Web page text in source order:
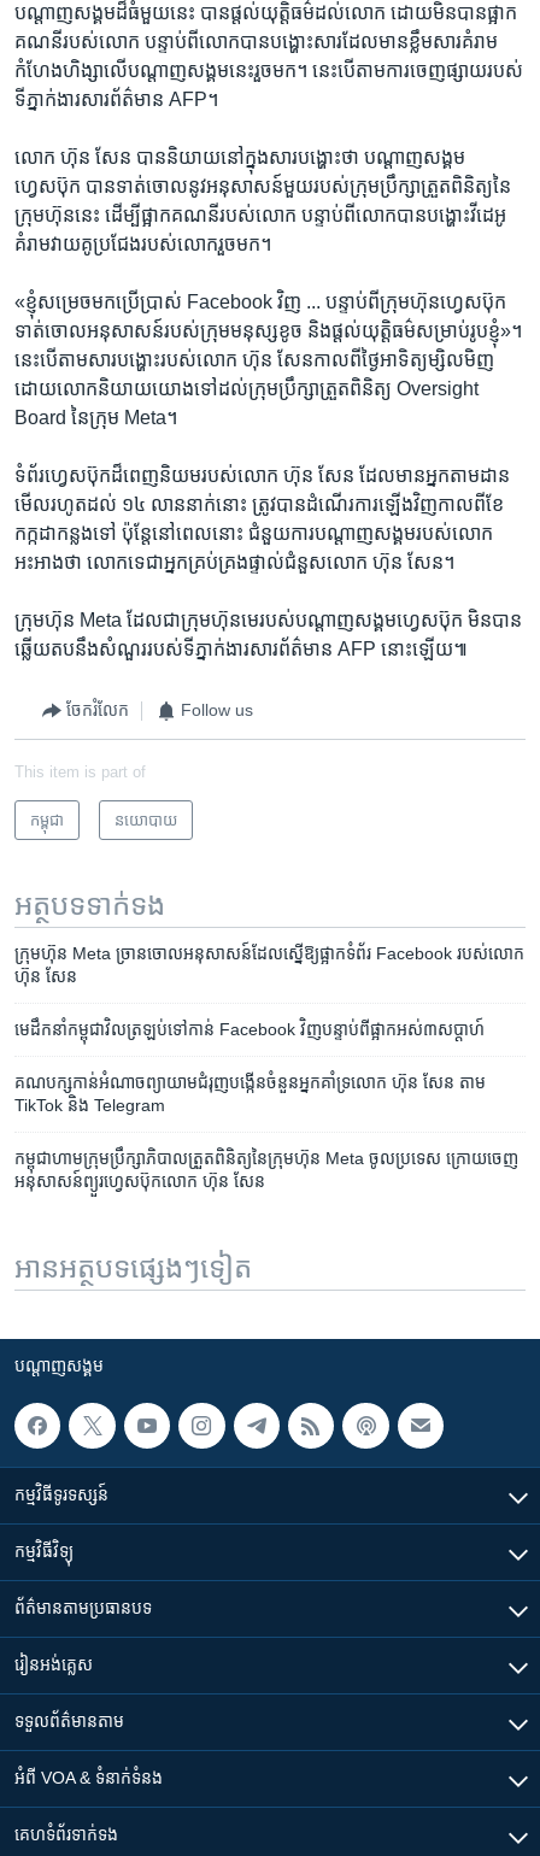
បណ្តាញ​សង្គម​ដ៏​ធំមួយ​នេះ​ បាន​ផ្តល់​យុត្តិធម៌​ដល់​លោក ​ដោយ​មិន​បានផ្អាក​
គណនី​របស់​លោក​ ​បន្ទាប់​ពី​លោកបាន​បង្ហោះ​សារ​ដែល​មាន​ខ្លឹមសារ​គំរាម
កំហែង​ហិង្សា​លើ​បណ្តាញ​សង្គម​នេះ​រួច​មក។​ នេះបើ​តាម​ការ​ចេញ​ផ្សាយ​របស់​
ទីភ្នាក់ងារ​សារព័ត៌មាន AFP។ ​
​លោក​ ហ៊ុន​ សែន ​បាន​និយាយ​នៅ​ក្នុង​សារ​បង្ហោះ​ថា​ បណ្តាញ​សង្គម​
ហ្វេសប៊ុក បាន​ទាត់​ចោល​នូវ​អនុសាសន៍​មួយ​របស់​ក្រុម​ប្រឹក្សា​ត្រួតពិនិត្យនៃ​
ក្រុម​ហ៊ុន​នេះ​ ​ដើម្បី​ផ្អាក​គណនី​របស់​លោក បន្ទាប់​ពី​លោក​បាន​បង្ហោះ​វីដេអូ​
គំរាម​វាយគូ​ប្រជែង​របស់​លោក​រួច​មក។​
«ខ្ញុំសម្រេចមក​ប្រើប្រាស់ Facebook វិញ​ ... បន្ទាប់​ពី​ក្រុមហ៊ុន​ហ្វេសប៊ុក​
ទាត់ចោល​អនុសាសន៍​របស់ក្រុម​មនុស្ស​ខូច​ និង​ផ្តល់​យុត្តិធម៌​សម្រាប់​រូប​ខ្ញុំ»។
នេះ​បើតាម​សារ​បង្ហោះ​របស់​លោក​ ហ៊ុន​ សែន​កាល​ពី​ថ្ងៃ​អាទិត្យ​ម្សិលមិញ​ ​
ដោយលោក​និយាយ​យោង​ទៅដល់ក្រុមប្រឹក្សា​ត្រួតពិនិត្យ​ Oversight
Board នៃ​ក្រុម Meta។
ទំព័រ​ហ្វេសប៊ុក​ដ៏​ពេញ​និយមរបស់​លោក ហ៊ុន សែន ​ដែល​មានអ្នក​តាមដាន​
មើល​រហូត​ដល់ ​១៤ ​លាន​នាក់​នោះ​ ​ត្រូវ​បាន​ដំណើរ​ការ​ឡើង​វិញកាល​ពី​ខែ​
កក្កដា​កន្លង​ទៅ​ ​ប៉ុន្តែ​នៅ​ពេល​នោះ​ ជំនួយការ​បណ្តាញ​សង្គម​របស់​លោក​
អះអាង​ថា ​លោកទេ​ជា​អ្នកគ្រប់គ្រង​ផ្ទាល់​ជំនួស​លោក​ ហ៊ុន​ សែន។
ក្រុមហ៊ុន​ Meta​ ដែល​ជា​ក្រុមហ៊ុន​មេរបស់​បណ្តាញ​សង្គមហ្វេសប៊ុក មិនបាន​
ឆ្លើយ​តបនឹង​សំណួរ​របស់​ទី​ភ្នាក់ងារ​សារព័ត៌មាន AFP នោះ​ឡើយ៕
ចែករំលែក Follow us
This item is part of
កម្ពុជា នយោបាយ
អត្ថបទ​ទាក់ទង
ក្រុមហ៊ុន Meta ច្រានចោល​អនុសាសន៍​ដែល​ស្នើ​ឱ្យ​ផ្អាក​ទំព័រ Facebook របស់​លោក
ហ៊ុន សែន
មេដឹកនាំ​កម្ពុជា​វិល​ត្រឡប់​ទៅ​កាន់ Facebook វិញ​បន្ទាប់​ពី​ផ្អាក​អស់​៣​សប្តាហ៍​
គណបក្ស​កាន់​អំណាច​ព្យាយាម​ជំរុញ​បង្កើន​ចំនួន​អ្នក​គាំទ្រ​លោក ហ៊ុន សែន តាម
TikTok និង Telegram
កម្ពុជា​ហាម​ក្រុមប្រឹក្សាភិបាល​ត្រួត​ពិនិត្យ​នៃ​ក្រុមហ៊ុន ​Meta​ ចូល​ប្រទេស ក្រោយ​ចេញ​
អនុសាសន៍​ព្យួរ​ហ្វេសប៊ុក​លោក ហ៊ុន សែន
អានអត្ថបទផ្សេងៗទៀត
បណ្តាញ​សង្គម
កម្មវិធី​ទូរទស្សន៍
កម្មវិធី​វិទ្យុ
ព័ត៌មាន​តាមប្រធានបទ​
រៀន​​អង់គ្លេស
ទទួល​ព័ត៌មាន​តាម
អំពី​ VOA & ទំនាក់ទំនង
គេហទំព័រ​​ទាក់ទង